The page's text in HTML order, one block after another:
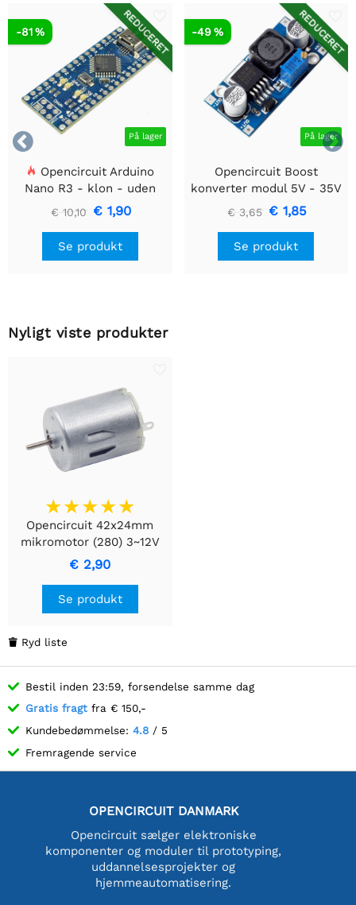


REDUCERET
På lager
-81 %
Opencircuit Arduino
Nano R3 - klon - uden
headere
€ 10,10 € 1,90
Se produkt
REDUCERET
På lager
-49 %
Opencircuit Boost
konverter modul 5V - 35V
XL6009
€ 3,65 € 1,85
Se produkt
Nyligt viste produkter
Opencircuit 42x24mm
mikromotor (280) 3~12V
DC
€ 2,90
Se produkt
 Ryd liste
Bestil inden 23:59, forsendelse samme dag
Gratis fragt fra € 150,-
Kundebedømmelse: 4.8 / 5
Fremragende service
OPENCIRCUIT DANMARK
Opencircuit sælger elektroniske
komponenter og moduler til prototyping,
uddannelsesprojekter og
hjemmeautomatisering.